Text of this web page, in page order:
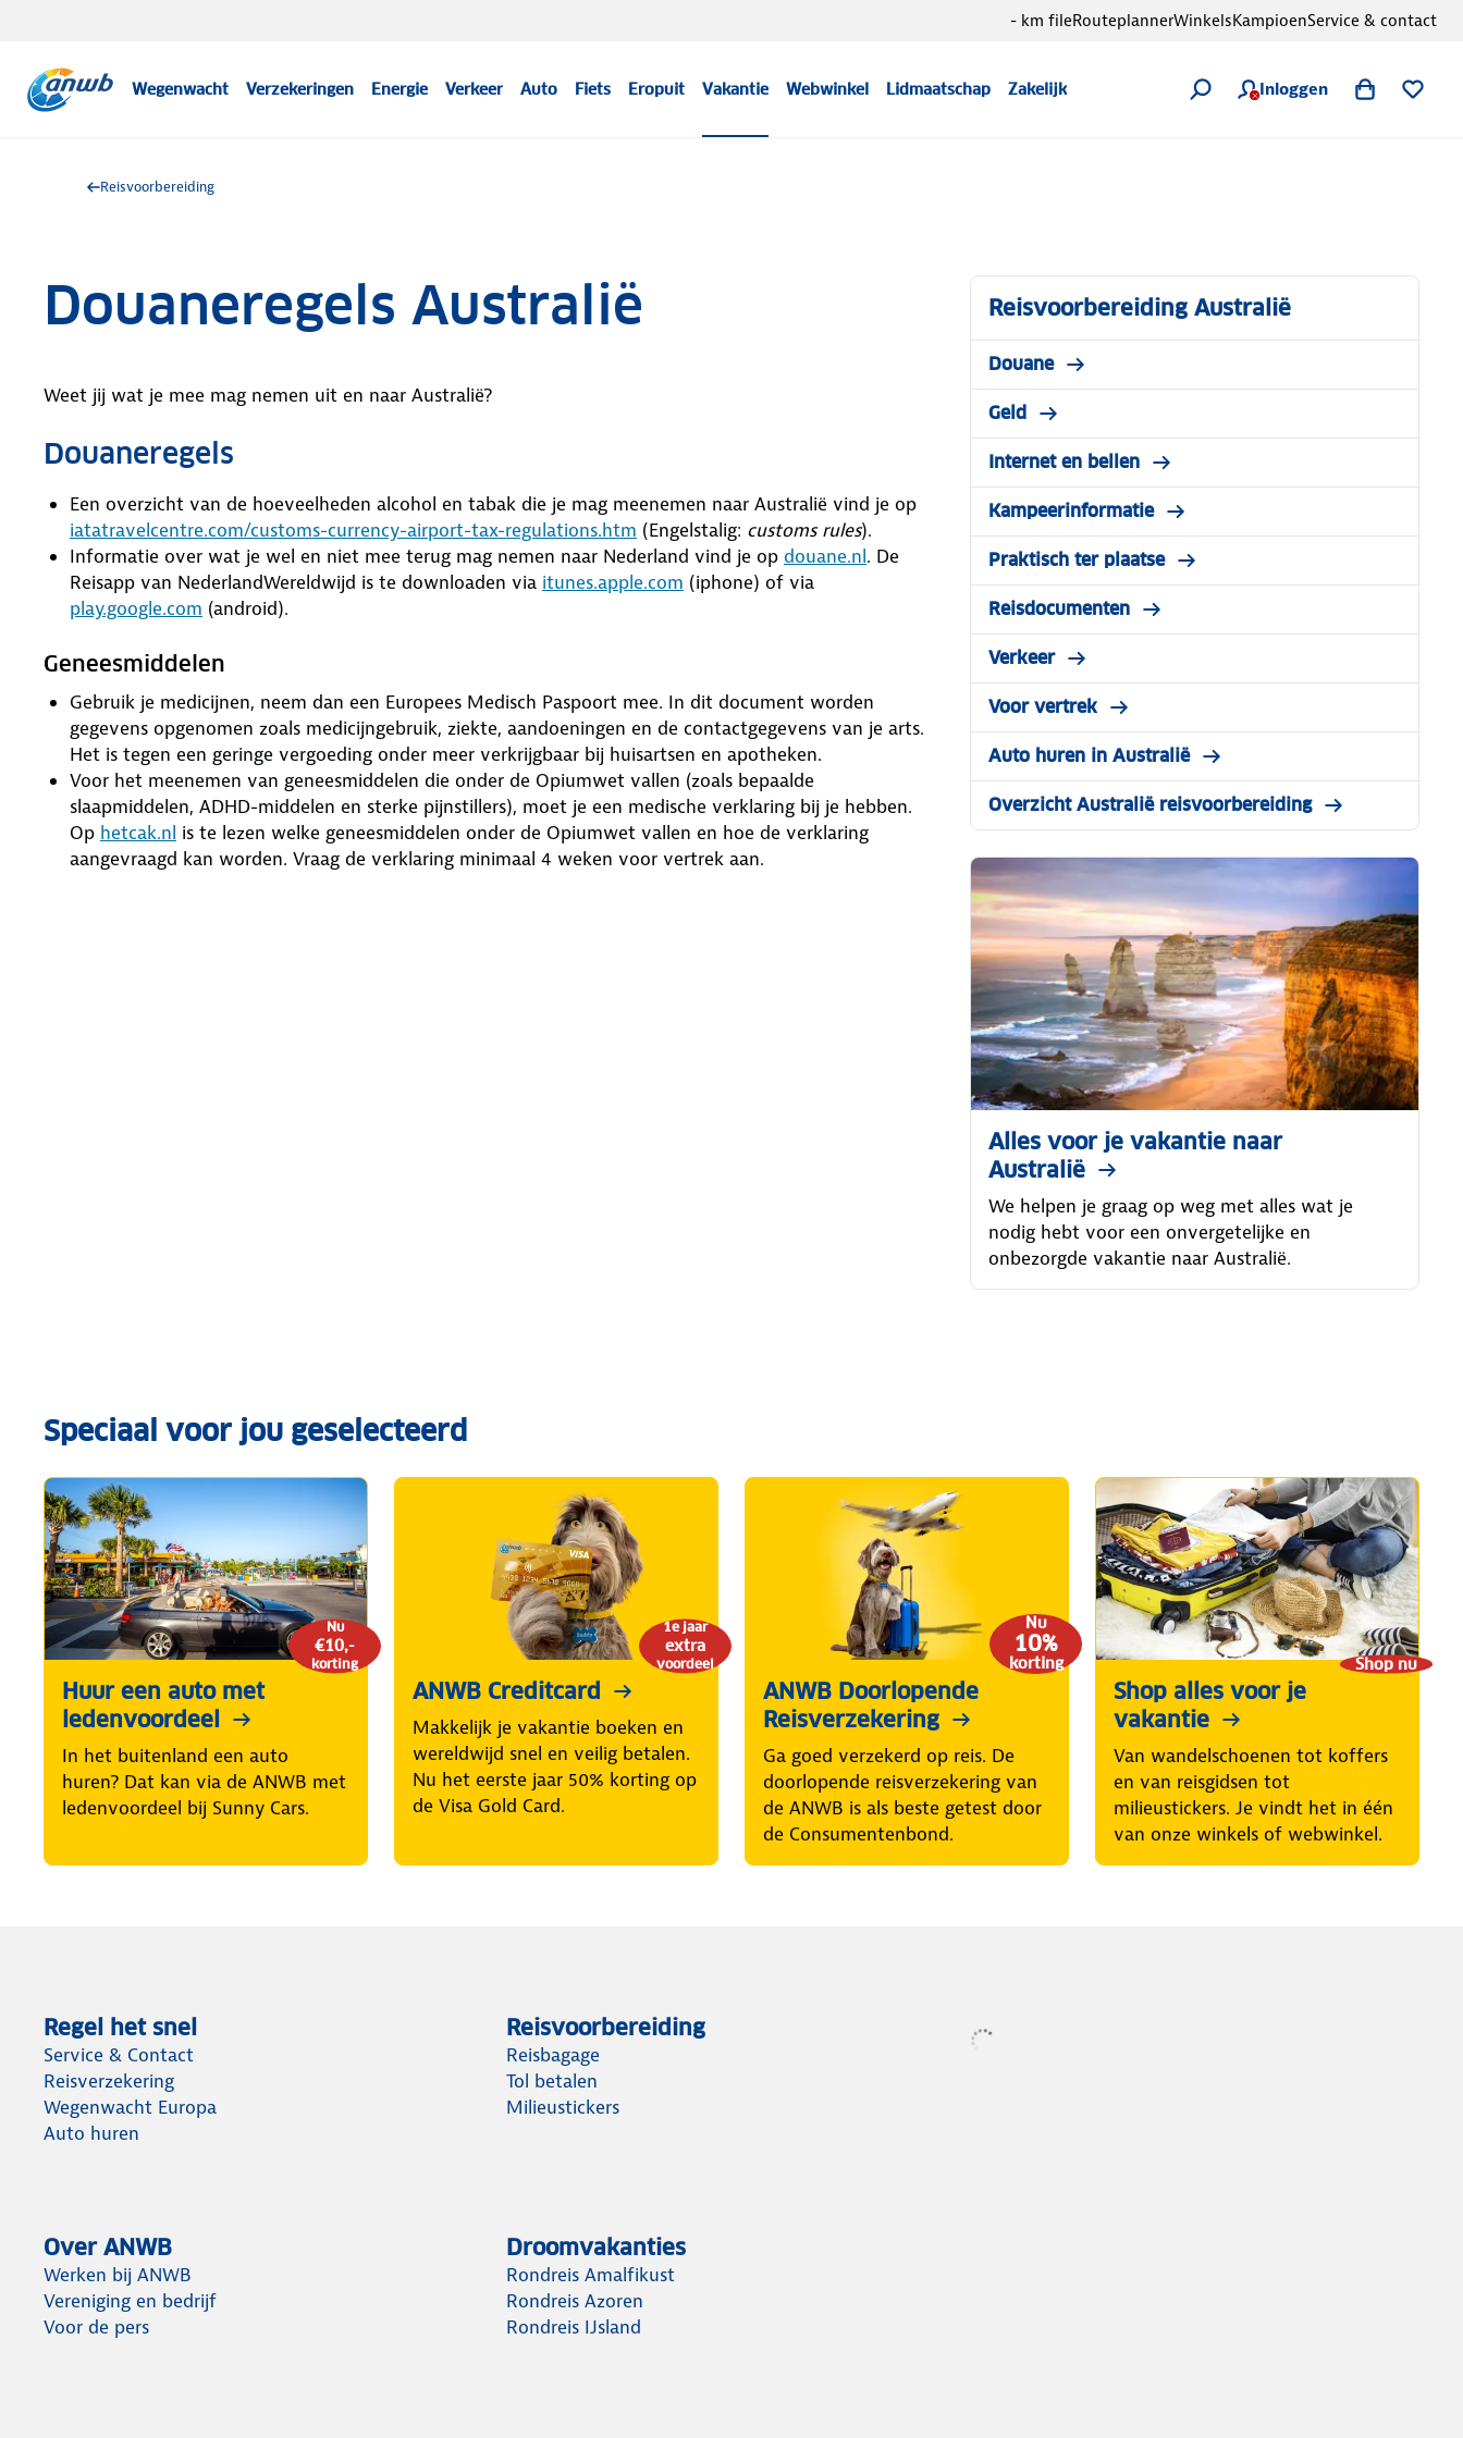
Wegenwacht Verzekeringen Energie Verkeer Auto Fiets Eropuit Vakantie Webwinkel Lidmaatschap Zakelijk Inloggen
- km fileRouteplannerWinkelsKampioenService & contact
Reisvoorbereiding
Douaneregels Australië
Weet jij wat je mee mag nemen uit en naar Australië?
Douaneregels
Een overzicht van de hoeveelheden alcohol en tabak die je mag meenemen naar Australië vind je op
iatatravelcentre.com/customs-currency-airport-tax-regulations.htm (Engelstalig: customs rules).
Informatie over wat je wel en niet mee terug mag nemen naar Nederland vind je op douane.nl. De
Reisapp van NederlandWereldwijd is te downloaden via itunes.apple.com (iphone) of via
play.google.com (android).
Geneesmiddelen
Gebruik je medicijnen, neem dan een Europees Medisch Paspoort mee. In dit document worden
gegevens opgenomen zoals medicijngebruik, ziekte, aandoeningen en de contactgegevens van je arts.
Het is tegen een geringe vergoeding onder meer verkrijgbaar bij huisartsen en apotheken.
Voor het meenemen van geneesmiddelen die onder de Opiumwet vallen (zoals bepaalde
slaapmiddelen, ADHD-middelen en sterke pijnstillers), moet je een medische verklaring bij je hebben.
Op hetcak.nl is te lezen welke geneesmiddelen onder de Opiumwet vallen en hoe de verklaring
aangevraagd kan worden. Vraag de verklaring minimaal 4 weken voor vertrek aan.
Reisvoorbereiding Australië
Douane
Geld
Internet en bellen
Kampeerinformatie
Praktisch ter plaatse
Reisdocumenten
Verkeer
Voor vertrek
Auto huren in Australië
Overzicht Australië reisvoorbereiding
Alles voor je vakantie naar
Australië
We helpen je graag op weg met alles wat je
nodig hebt voor een onvergetelijke en
onbezorgde vakantie naar Australië.
Speciaal voor jou geselecteerd
Nu
€10,-
korting
Huur een auto met
ledenvoordeel
In het buitenland een auto
huren? Dat kan via de ANWB met
ledenvoordeel bij Sunny Cars.
1e jaar
extra
voordeel
ANWB Creditcard
Makkelijk je vakantie boeken en
wereldwijd snel en veilig betalen.
Nu het eerste jaar 50% korting op
de Visa Gold Card.
Nu
10%
korting
ANWB Doorlopende
Reisverzekering
Ga goed verzekerd op reis. De
doorlopende reisverzekering van
de ANWB is als beste getest door
de Consumentenbond.
Shop nu
Shop alles voor je
vakantie
Van wandelschoenen tot koffers
en van reisgidsen tot
milieustickers. Je vindt het in één
van onze winkels of webwinkel.
Regel het snel
Service & Contact
Reisverzekering
Wegenwacht Europa
Auto huren
Reisvoorbereiding
Reisbagage
Tol betalen
Milieustickers
Over ANWB
Werken bij ANWB
Vereniging en bedrijf
Voor de pers
Droomvakanties
Rondreis Amalfikust
Rondreis Azoren
Rondreis IJsland